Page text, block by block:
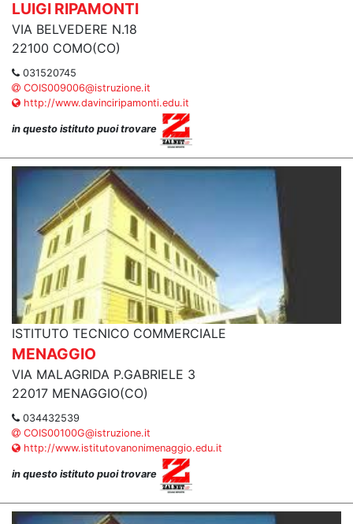
LUIGI RIPAMONTI
VIA BELVEDERE N.18
22100 COMO(CO)
031520745
COIS009006@istruzione.it
http://www.davinciripamonti.edu.it
in questo istituto puoi trovare
ISTITUTO TECNICO COMMERCIALE
MENAGGIO
VIA MALAGRIDA P.GABRIELE 3
22017 MENAGGIO(CO)
034432539
COIS00100G@istruzione.it
http://www.istitutovanonimenaggio.edu.it
in questo istituto puoi trovare